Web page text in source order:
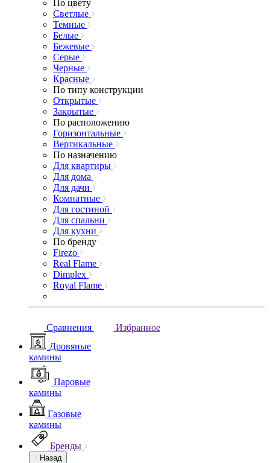
По цвету
Светлые
Темные
Белые
Бежевые
Серые
Черные
Красные
По типу конструкции
Открытые
Закрытые
По расположению
Горизонтальные
Вертикальные
По назначению
Для квартиры
Для дома
Для дачи
Комнатные
Для гостиной
Для спальни
Для кухни
По бренду
Firezo
Real Flame
Dimplex
Royal Flame
Сравнения
Избранное
Дровяные
камины
Паровые
камины
Газовые
камины
Бренды
Назад